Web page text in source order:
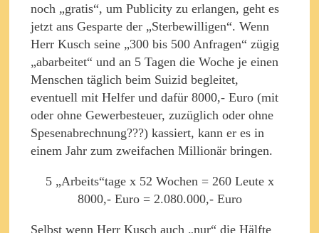
noch „gratis“, um Publicity zu erlangen, geht es
jetzt ans Gesparte der „Sterbewilligen“. Wenn
Herr Kusch seine „300 bis 500 Anfragen“ zügig
„abarbeitet“ und an 5 Tagen die Woche je einen
Menschen täglich beim Suizid begleitet,
eventuell mit Helfer und dafür 8000,- Euro (mit
oder ohne Gewerbesteuer, zuzüglich oder ohne
Spesenabrechnung???) kassiert, kann er es in
einem Jahr zum zweifachen Millionär bringen.
5 „Arbeits“tage x 52 Wochen = 260 Leute x
8000,- Euro = 2.080.000,- Euro
Selbst wenn Herr Kusch auch „nur“ die Hälfte